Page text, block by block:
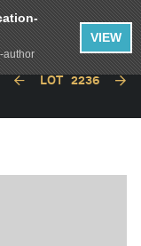
LOT 2236
author
VIEW